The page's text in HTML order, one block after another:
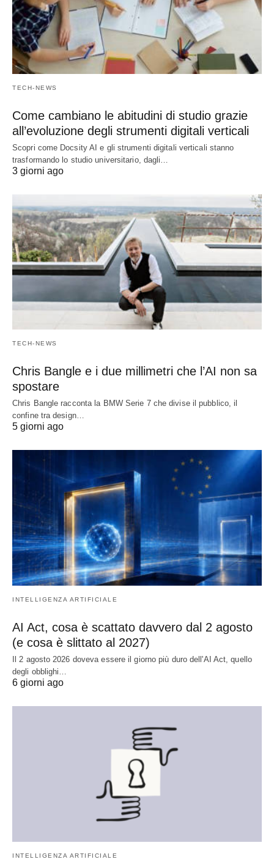
TECH-NEWS
Come cambiano le abitudini di studio grazie
all’evoluzione degli strumenti digitali verticali
Scopri come Docsity AI e gli strumenti digitali verticali stanno
trasformando lo studio universitario, dagli…
3 giorni ago
TECH-NEWS
Chris Bangle e i due millimetri che l’AI non sa
spostare
Chris Bangle racconta la BMW Serie 7 che divise il pubblico, il
confine tra design…
5 giorni ago
INTELLIGENZA ARTIFICIALE
AI Act, cosa è scattato davvero dal 2 agosto
(e cosa è slittato al 2027)
Il 2 agosto 2026 doveva essere il giorno più duro dell'AI Act, quello
degli obblighi…
6 giorni ago
INTELLIGENZA ARTIFICIALE